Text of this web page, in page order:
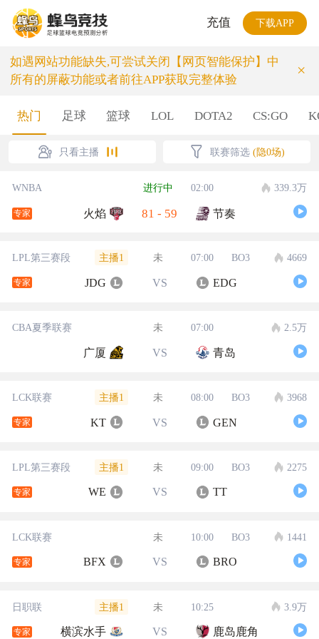
充值 下载APP
如遇网站功能缺失,可尝试关闭【网页智能保护】中
所有的屏蔽功能或者前往APP获取完整体验
×
热门 足球 篮球 LOL DOTA2 CS:GO
只看主播 联赛筛选 (隐0场)
WNBA 进行中 02:00 339.3万
专家 火焰 81 - 59 节奏
LPL第三赛段 主播1 未 07:00 BO3 4669
专家 JDG VS EDG
CBA夏季联赛 未 07:00 2.5万
广厦 VS 青岛
LCK联赛 主播1 未 08:00 BO3 3968
专家 KT VS GEN
LPL第三赛段 主播1 未 09:00 BO3 2275
专家 WE VS TT
LCK联赛 未 10:00 BO3 1441
专家 BFX VS BRO
日职联 主播1 未 10:25 3.9万
专家 横滨水手 VS 鹿岛鹿角